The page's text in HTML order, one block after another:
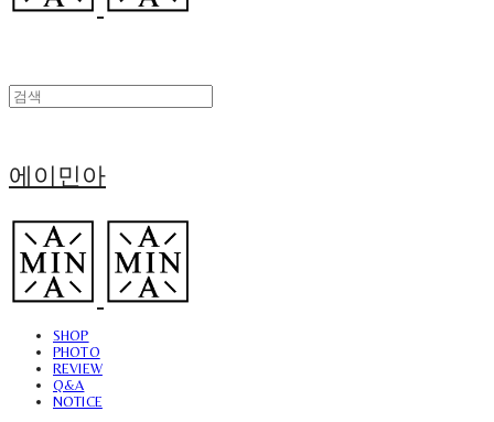
에이민아
SHOP
PHOTO
REVIEW
Q&A
NOTICE